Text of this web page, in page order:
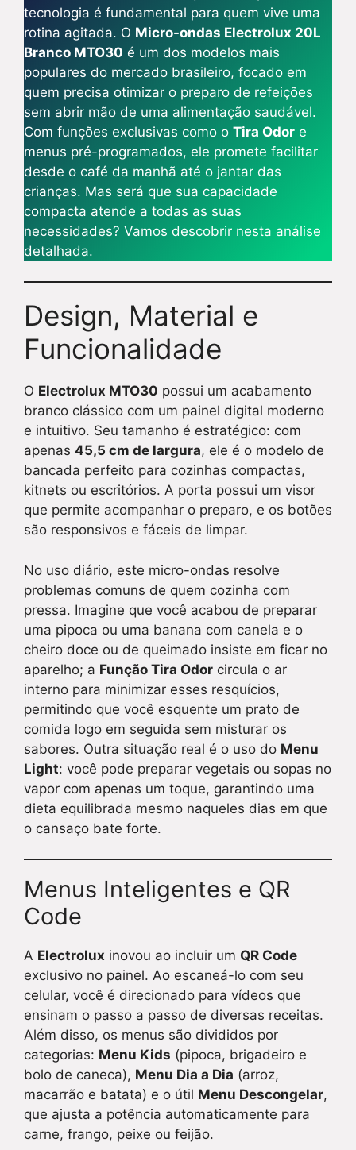
tecnologia é fundamental para quem vive uma
rotina agitada. O Micro-ondas Electrolux 20L
Branco MTO30 é um dos modelos mais
populares do mercado brasileiro, focado em
quem precisa otimizar o preparo de refeições
sem abrir mão de uma alimentação saudável.
Com funções exclusivas como o Tira Odor e
menus pré-programados, ele promete facilitar
desde o café da manhã até o jantar das
crianças. Mas será que sua capacidade
compacta atende a todas as suas
necessidades? Vamos descobrir nesta análise
detalhada.
Design, Material e
Funcionalidade
O Electrolux MTO30 possui um acabamento
branco clássico com um painel digital moderno
e intuitivo. Seu tamanho é estratégico: com
apenas 45,5 cm de largura, ele é o modelo de
bancada perfeito para cozinhas compactas,
kitnets ou escritórios. A porta possui um visor
que permite acompanhar o preparo, e os botões
são responsivos e fáceis de limpar.
No uso diário, este micro-ondas resolve
problemas comuns de quem cozinha com
pressa. Imagine que você acabou de preparar
uma pipoca ou uma banana com canela e o
cheiro doce ou de queimado insiste em ficar no
aparelho; a Função Tira Odor circula o ar
interno para minimizar esses resquícios,
permitindo que você esquente um prato de
comida logo em seguida sem misturar os
sabores. Outra situação real é o uso do Menu
Light: você pode preparar vegetais ou sopas no
vapor com apenas um toque, garantindo uma
dieta equilibrada mesmo naqueles dias em que
o cansaço bate forte.
Menus Inteligentes e QR
Code
A Electrolux inovou ao incluir um QR Code
exclusivo no painel. Ao escaneá-lo com seu
celular, você é direcionado para vídeos que
ensinam o passo a passo de diversas receitas.
Além disso, os menus são divididos por
categorias: Menu Kids (pipoca, brigadeiro e
bolo de caneca), Menu Dia a Dia (arroz,
macarrão e batata) e o útil Menu Descongelar,
que ajusta a potência automaticamente para
carne, frango, peixe ou feijão.